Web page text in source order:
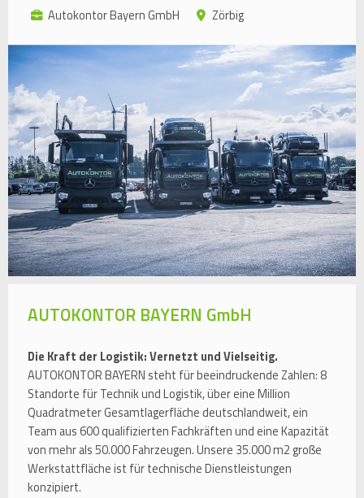
Autokontor Bayern GmbH Zörbig
AUTOKONTOR BAYERN GmbH
Die Kraft der Logistik: Vernetzt und Vielseitig.
AUTOKONTOR BAYERN steht für beeindruckende Zahlen: 8
Standorte für Technik und Logistik, über eine Million
Quadratmeter Gesamtlagerfläche deutschlandweit, ein
Team aus 600 qualifizierten Fachkräften und eine Kapazität
von mehr als 50.000 Fahrzeugen. Unsere 35.000 m2 große
Werkstattfläche ist für technische Dienstleistungen
konzipiert.